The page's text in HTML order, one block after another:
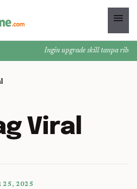
menu
Ingin upgrade skill tanpa ribet?
Viral
25, 2025